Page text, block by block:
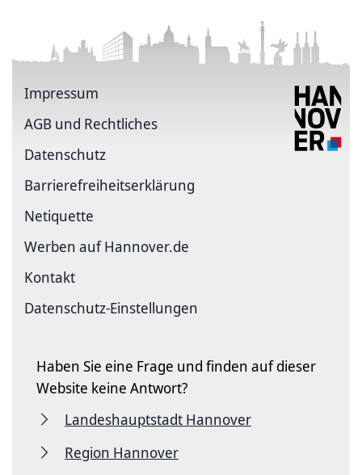
Impressum
AGB und Rechtliches
Datenschutz
Barriere­freiheits­erklärung
Netiquette
Werben auf Hannover.de
Kontakt
Datenschutz-Einstellungen
Haben Sie eine Frage und finden auf dieser
Website keine Antwort?
Landeshauptstadt Hannover
Region Hannover